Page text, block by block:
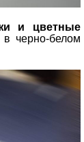
и цветные
черно-белом